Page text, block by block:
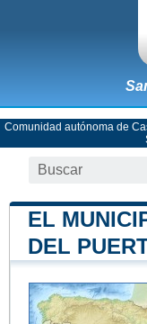
Comunidad autónoma de
EL
DEL